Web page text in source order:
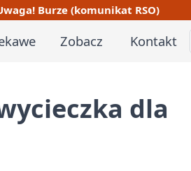
Burze (komunikat RSO)
Zobacz Kontakt
dla